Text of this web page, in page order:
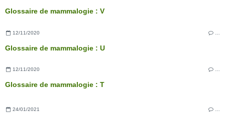
Glossaire de mammalogie : V
12/11/2020
Glossaire de mammalogie : U
12/11/2020
Glossaire de mammalogie : T
24/01/2021